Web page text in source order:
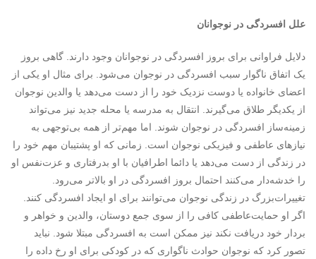
علل افسردگی در نوجوانان
دلایل فراوانی برای بروز افسردگی در نوجوانان وجود دارند. گاهی بروز
یک اتفاق ناگوار سبب افسردگی در نوجوان می‌شود. برای مثال او یکی از
اعضای خانواده یا دوست نزدیک خود را از دست می‌دهد یا والدین نوجوان
از یکدیگر طلاق می‌گیرند. انتقال به مدرسه یا محله جدید نیز می‌تواند
زمینه‌ساز افسردگی در نوجوان شوند. اما مهم‌تر از همه بی‌توجهی به
نیازهای عاطفی و فیزیکی نوجوان است. زمانی که او پشتیبان مهم خود را
در زندگی از دست می‌دهد یا دائما اطرافیان با او بدرفتاری و عزت‌نفس او
را خدشه‌دار می‌کنند احتمال بروز افسردگی در او بالاتر می‌رود.
تغییرات‌بزرگ در زندگی نوجوان می‌توانند برای او ایجاد افسردگی کنند.
اگر او حمایت‌عاطفی کافی را از سوی جمع دوستان، والدین و خواهر و
بردار خود دریافت نکند نیز ممکن است به افسردگی مبتلا شود. نباید
تصور کرد که نوجوان حوادث ناگواری که در کودکی برای او رخ داده را